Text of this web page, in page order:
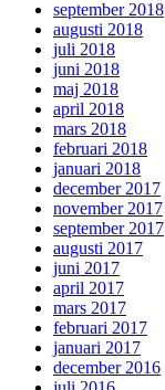
september 2018
augusti 2018
juli 2018
juni 2018
maj 2018
april 2018
mars 2018
februari 2018
januari 2018
december 2017
november 2017
september 2017
augusti 2017
juni 2017
april 2017
mars 2017
februari 2017
januari 2017
december 2016